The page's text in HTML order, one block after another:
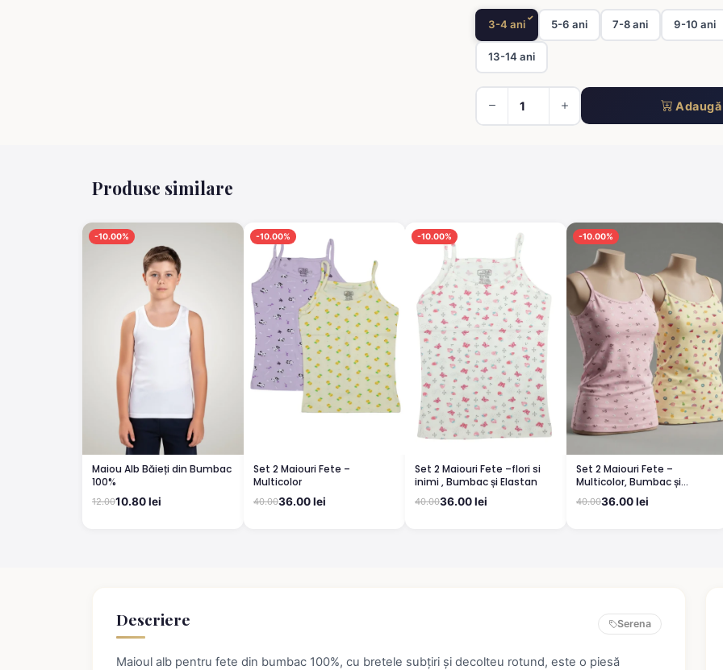
3-4 ani 5-6 ani 7-8 ani 9-10 ani
13-14 ani
Produse similare
-10.00%
Maiou Alb Băieți din Bumbac
100%
12.0010.80 lei
-10.00%
Set 2 Maiouri Fete –
Multicolor
40.0036.00 lei
-10.00%
Set 2 Maiouri Fete –flori si
inimi , Bumbac și Elastan
40.0036.00 lei
-10.00%
Set 2 Maiouri Fete –
Multicolor, Bumbac și
Elastan
40.0036.00 lei
Descriere Serena
Maioul alb pentru fete din bumbac 100%, cu bretele subțiri și decolteu rotund, este o piesă